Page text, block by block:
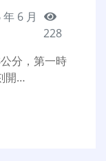
6 月
228
分，第一時
開…